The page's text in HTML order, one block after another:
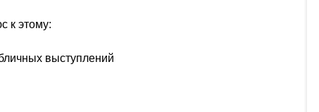
к этому:
выступлений